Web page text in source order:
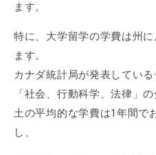
ます。
特に、大学留学の学費は州
ます。
カナダ統計局が発表してい
「社会、行動科学、法律」
土の平均的な学費は1年間で
し、